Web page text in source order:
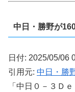
中日・勝野が
日付: 2025/05/06
引用元: 中日・勝
「中日０－３Ｄ